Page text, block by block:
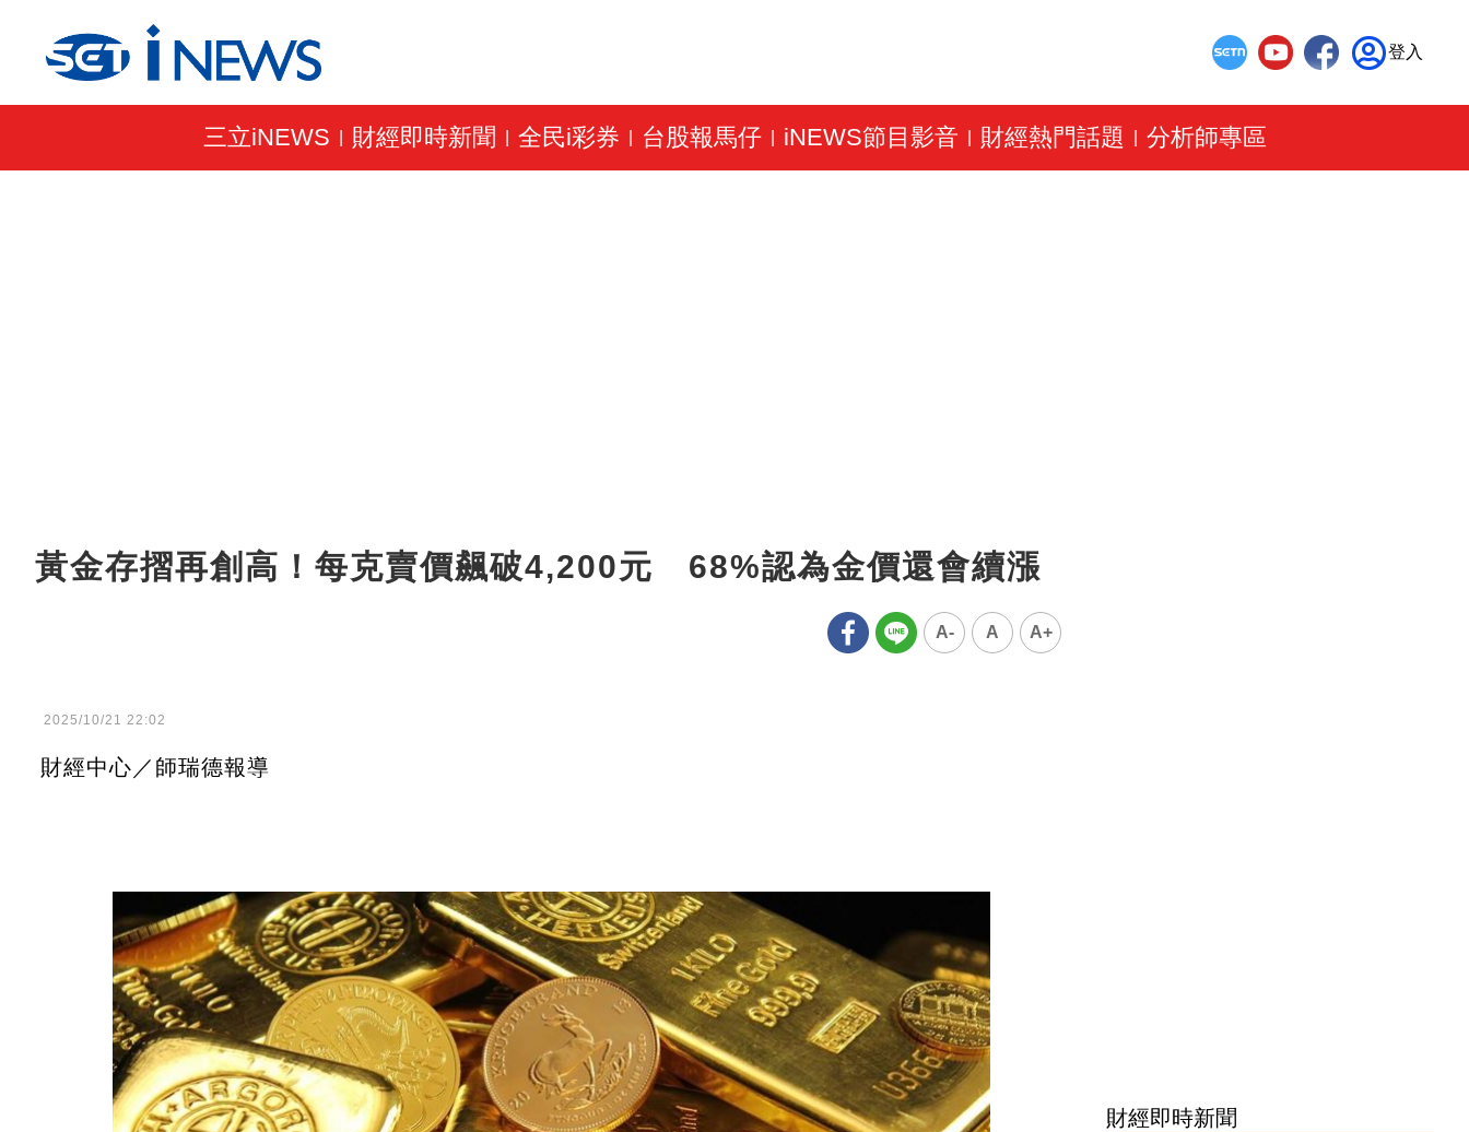
登入
三立iNEWS 財經即時新聞 全民i彩券 台股報馬仔| iNEWS節目影音 財經熱門話題 分析師專區
黃金存摺再創高！每克賣價飆破4,200元 68%認為金價還會續漲
A- A A+
2025/10/21 22:02
財經中心／師瑞德報導
財經即時新聞